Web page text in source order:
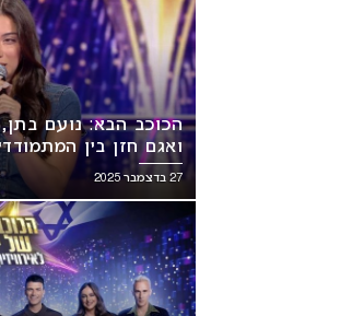
הכוכב הבא: נועם
ואגם חזן בין
הבא!
27 בדצמבר 2025